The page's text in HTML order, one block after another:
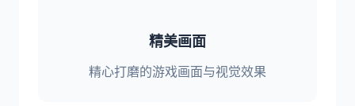
精美画面
精心打磨的游戏画面与视觉效果